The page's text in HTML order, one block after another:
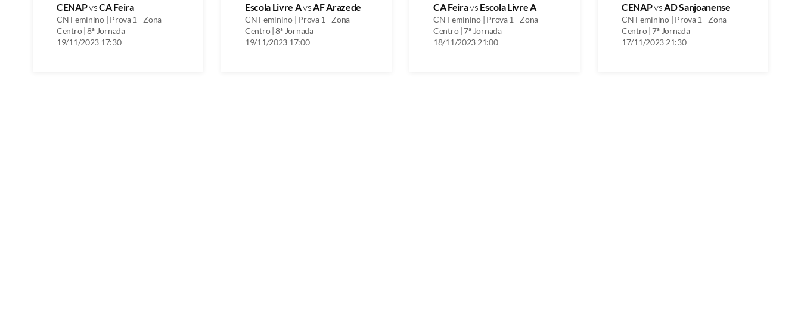
CENAPvsCA Feira
CN Feminino | Prova 1 - Zona
Centro | 8ª Jornada
19/11/2023 17:30
Escola Livre AvsAF Arazede
CN Feminino | Prova 1 - Zona
Centro | 8ª Jornada
19/11/2023 17:00
CA Feiravs Escola Livre A
CN Feminino | Prova 1 - Zona
Centro | 7ª Jornada
18/11/2023 21:00
CENAPvsAD Sanjoanense
CN Feminino | Prova 1 - Zona
Centro | 7ª Jornada
17/11/2023 21:30